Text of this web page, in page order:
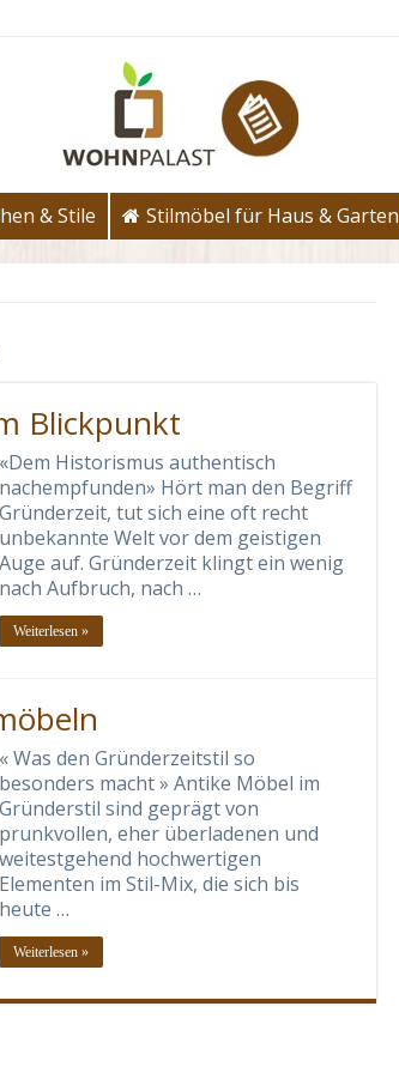
& Stile Stilmöbel für Haus & Garten
Blickpunkt
«Dem Historismus authentisch
nachempfunden» Hört man den Begriff
Gründerzeit, tut sich eine oft recht
unbekannte Welt vor dem geistigen
Auge auf. Gründerzeit klingt ein wenig
nach Aufbruch, nach …
Weiterlesen »
« Was den Gründerzeitstil so
besonders macht » Antike Möbel im
Gründerstil sind geprägt von
prunkvollen, eher überladenen und
weitestgehend hochwertigen
Elementen im Stil-Mix, die sich bis
heute …
Weiterlesen »